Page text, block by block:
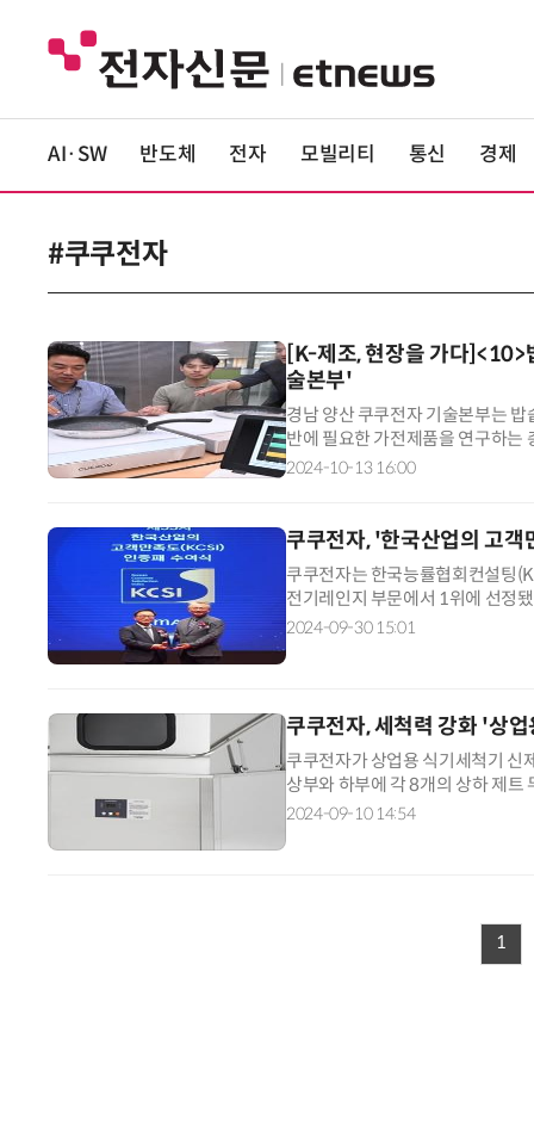
AI·SW 반도체 전자 모빌리티 통신 경제
#쿠쿠전자
[K-제조, 현장을 가다
술본부'
경남 양산 쿠쿠전자 기술본부는
반에 필요한 가전제품을 연구하는
열 기술력은 쿠쿠전자의 핵심이다
2024-10-13 16:00
쿠쿠전자, '한국산업의 고
쿠쿠전자는 한국능률협회컨설팅
전기레인지 부문에서 1위에 선정
력을 인정받고 있는 고객만족도
2024-09-30 15:01
쿠쿠전자, 세척력 강화 '상
쿠쿠전자가 상업용 식기세척기 신
상부와 하부에 각 8개의 상하 제
력으로 동시에 여러 방향에서 세
2024-09-10 14:54
1